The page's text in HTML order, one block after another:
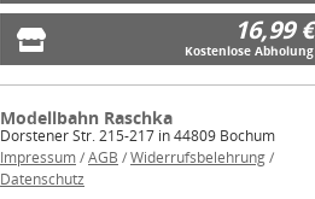
16,99 €
Kostenlose Abholung
Modellbahn Raschka
Dorstener Str. 215-217 in 44809 Bochum
Impressum/AGB /Widerrufsbelehrung/
Datenschutz